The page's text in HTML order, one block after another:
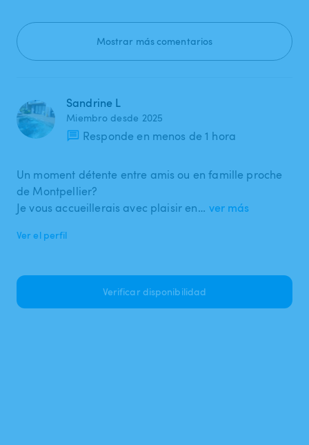
Mostrar más comentarios
Sandrine L
Miembro desde 2025
Responde en menos de 1 hora
Un moment détente entre amis ou en famille proche
de Montpellier?
Je vous accueillerais avec plaisir en… ver más
Ver el perfil
Verificar disponibilidad